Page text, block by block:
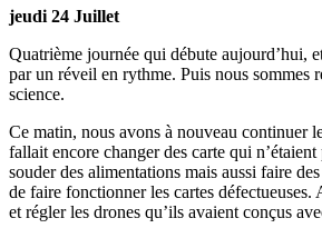
jeudi 24 Juillet
Quatrième journée qui débute aujourd’hui,
par un réveil en rythme. Puis nous sommes
science.
Ce matin, nous avons à nouveau continuer
fallait encore changer des carte qui
souder des alimentations mais aussi faire
de faire fonctionner les cartes
et régler les drones qu’ils avaient conçus